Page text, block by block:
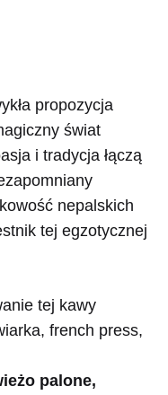
propozycja
świat
i tradycja łączą
nepalskich
tej egzotycznej
tej kawy
french press,
palone,